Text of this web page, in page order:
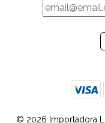
© 2026 Importadora